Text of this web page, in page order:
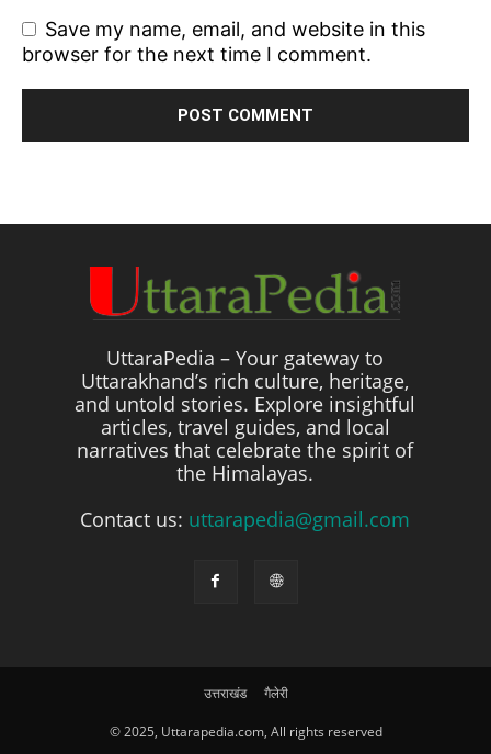
Save my name, email, and website in this
browser for the next time I comment.
UttaraPedia – Your gateway to
Uttarakhand’s rich culture, heritage,
and untold stories. Explore insightful
articles, travel guides, and local
narratives that celebrate the spirit of
the Himalayas.
Contact us: uttarapedia@gmail.com
उत्तराखंड गैलेरी
© 2025, Uttarapedia.com, All rights reserved